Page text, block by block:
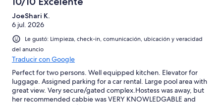
JoeShari K.
6 jul. 2026
Le gustó: Limpieza, check-in, comunicación, ubicación y veracidad
del anuncio
Traducir con Google
Perfect for two persons. Well equipped kitchen. Elevator for
luggage. Assigned parking for a car rental. Large pool area with
great view. Very secure/gated complex.Hostess was away, but
her recommended cabbie was VERY KNOWLEDGABLE and